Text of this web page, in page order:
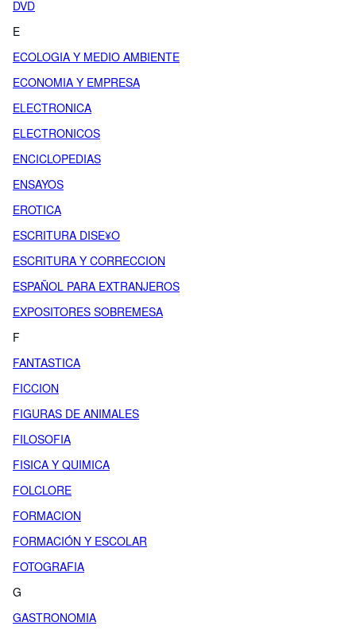
DVD
E
ECOLOGIA Y MEDIO AMBIENTE
ECONOMIA Y EMPRESA
ELECTRONICA
ELECTRONICOS
ENCICLOPEDIAS
ENSAYOS
EROTICA
ESCRITURA DISE¥O
ESCRITURA Y CORRECCION
ESPAÑOL PARA EXTRANJEROS
EXPOSITORES SOBREMESA
F
FANTASTICA
FICCION
FIGURAS DE ANIMALES
FILOSOFIA
FISICA Y QUIMICA
FOLCLORE
FORMACION
FORMACIÓN Y ESCOLAR
FOTOGRAFIA
G
GASTRONOMIA